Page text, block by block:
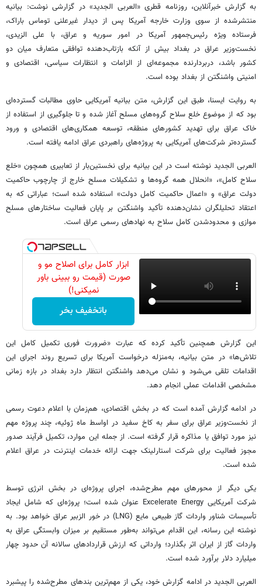
به گزارش خبرآنلاین، روزنامه قطری «العربی الجدید» در گزارشی نوشت: بیانیه
منتشرشده از سوی وزارت خارجه آمریکا پس از دیدار غیرعلنی توماس باراک،
فرستاده ویژه رئیس‌جمهور آمریکا در امور سوریه و عراق، با علی الزیدی،
نخست‌وزیر عراق در بغداد بیش از آنکه بازتاب‌دهنده توافقی متعارف میان دو
کشور باشد، دربردارنده مجموعه‌ای از الزامات و انتظارات سیاسی، اقتصادی و
امنیتی واشنگتن از بغداد بوده است.
به روایت ایسنا، طبق این گزارش، متن بیانیه آمریکایی حاوی مطالبات گسترده‌ای
بود که از موضوع خلع سلاح گروه‌های مسلح آغاز شده و تا جلوگیری از استفاده از
خاک عراق برای تهدید کشورهای منطقه، توسعه همکاری‌های اقتصادی و ورود
گسترده‌تر شرکت‌های آمریکایی به پروژه‌های راهبردی عراق ادامه یافته است.
العربی الجدید نوشته است در این بیانیه برای نخستین‌بار از تعابیری همچون «خلع
سلاح کامل»، «انحلال همه گروه‌ها و تشکیلات مسلح خارج از چارچوب حاکمیت
دولت عراق» و «اعمال حاکمیت کامل دولت» استفاده شده است؛ عباراتی که به
اعتقاد تحلیلگران نشان‌دهنده تأکید واشنگتن بر پایان فعالیت ساختارهای مسلح
موازی و محدودشدن کامل سلاح به نهادهای رسمی عراق است.
ابزار کامل برای اصلاح مو و
صورت (قیمت رو ببینی باور
نمیکنی!)
باتخفیف بخر
این گزارش همچنین تأکید کرده که عبارت «ضرورت فوری تکمیل کامل این
تلاش‌ها» در متن بیانیه، به‌منزله درخواست آمریکا برای تسریع روند اجرای این
اقدامات تلقی می‌شود و نشان می‌دهد واشنگتن انتظار دارد بغداد در بازه زمانی
مشخصی اقدامات عملی انجام دهد.
در ادامه گزارش آمده است که در بخش اقتصادی، هم‌زمان با اعلام دعوت رسمی
از نخست‌وزیر عراق برای سفر به کاخ سفید در اواسط ماه ژوئیه، چند پروژه مهم
نیز مورد توافق یا مذاکره قرار گرفته است. از جمله این موارد، تکمیل فرآیند صدور
مجوز فعالیت برای شرکت استارلینک جهت ارائه خدمات اینترنت در عراق اعلام
شده است.
یکی دیگر از محورهای مهم مطرح‌شده، اجرای پروژه‌ای در بخش انرژی توسط
شرکت آمریکایی Excelerate Energy عنوان شده است؛ پروژه‌ای که شامل ایجاد
تأسیسات شناور واردات گاز طبیعی مایع (LNG) در خور الزبیر عراق خواهد بود. به
نوشته این رسانه، این اقدام می‌تواند به‌طور مستقیم بر میزان وابستگی عراق به
واردات گاز از ایران اثر بگذارد؛ وارداتی که ارزش قراردادهای سالانه آن حدود چهار
میلیارد دلار برآورد شده است.
العربی الجدید در ادامه گزارش خود، یکی از مهم‌ترین بندهای مطرح‌شده را پیشبرد